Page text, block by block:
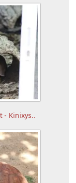
- Kinixys..